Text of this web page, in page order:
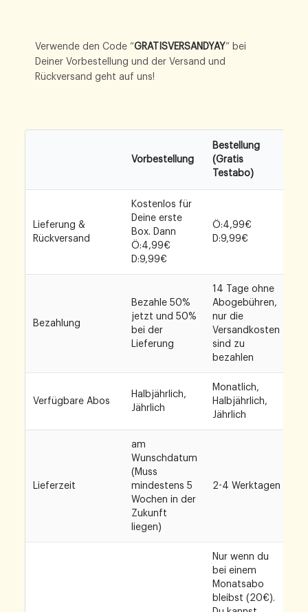
Verwende den Code “GRATISVERSANDYAY” bei
Deiner Vorbestellung und der Versand und
Rückversand geht auf uns!
Vorbestellung
Bestellung
(Gratis
Testabo)
Lieferung &
Rückversand
Kostenlos für
Deine erste
Box. Dann
Ö:4,99€
D:9,99€
Ö:4,99€
D:9,99€
Bezahlung
Bezahle 50%
jetzt und 50%
bei der
Lieferung
14 Tage ohne
Abogebühren,
nur die
Versandkosten
sind zu
bezahlen
Verfügbare Abos
Halbjährlich,
Jährlich
Monatlich,
Halbjährlich,
Jährlich
Lieferzeit
am
Wunschdatum
(Muss
mindestens 5
Wochen in der
Zukunft
liegen)
2-4 Werktagen
Nur wenn du
bei einem
Monatsabo
bleibst (20€).